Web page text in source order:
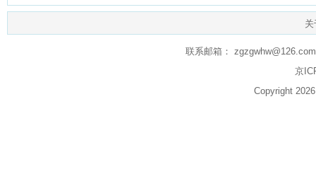
联系邮箱：
京
Copyright